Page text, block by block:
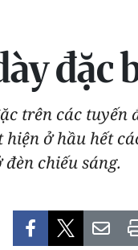
đặc
trên các
ở hầu hết
chiếu sáng.